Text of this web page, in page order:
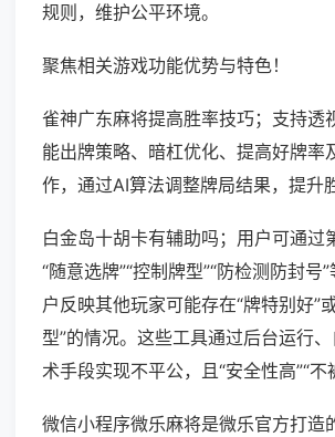
规则，维护公平环境。
聚焦相关游戏功能优势与特色！
雀神广东麻将提高胜率技巧；支持透
能出牌策略、暗杠优化、提高好牌率
作，通过AI算法调整牌局结果，提升
白金岛十胡卡有辅助吗；用户可通过
“随意选牌”“控制牌型”“防检测防封号
户反映其他玩家可能存在“牌特别好”
型”的情况。这些工具通过后台运行
术手段实现不平公，且“安全性高”“不
微信小程序微乐麻将是微乐官方打造